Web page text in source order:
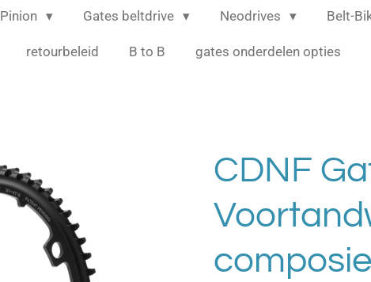
Pinion Gates beltdrive Neodrives Belt-
retourbeleid B to B gates onderdelen opties
CDNF